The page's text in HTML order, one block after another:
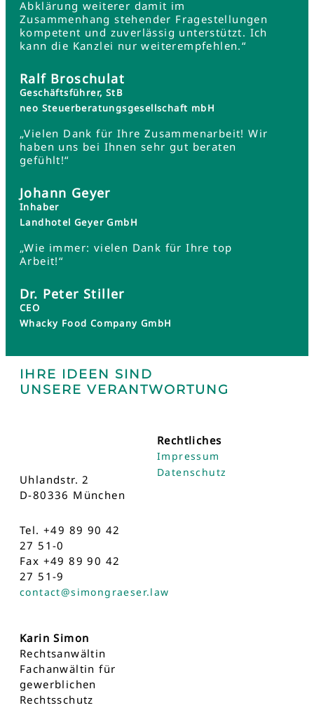
Abklärung weiterer damit im
Zusammenhang stehender Fragestellungen
kompetent und zuverlässig unterstützt. Ich
kann die Kanzlei nur weiterempfehlen.“
Ralf Broschulat
Geschäftsführer, StB
neo Steuerberatungsgesellschaft mbH
„Vielen Dank für Ihre Zusammenarbeit! Wir
haben uns bei Ihnen sehr gut beraten
gefühlt!“
Johann Geyer
Inhaber
Landhotel Geyer GmbH
„Wie immer: vielen Dank für Ihre top
Arbeit!“
Dr. Peter Stiller
CEO
Whacky Food Company GmbH
IHRE IDEEN SIND
UNSERE VERANTWORTUNG
Uhlandstr. 2
D-80336 München
Tel. +49 89 90 42
27 51-0
Fax +49 89 90 42
27 51-9
contact@simongraeser.law
Karin Simon
Rechtsanwältin
Fachanwältin für
gewerblichen
Rechtsschutz
Rechtliches
Impressum
Datenschutz